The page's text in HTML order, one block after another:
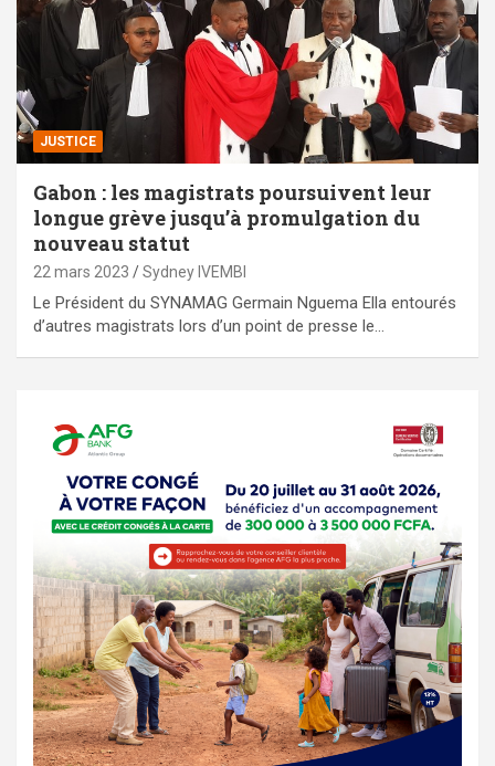
JUSTICE
Gabon : les magistrats poursuivent leur
longue grève jusqu’à promulgation du
nouveau statut
22 mars 2023 Sydney IVEMBI
Le Président du SYNAMAG Germain Nguema Ella entourés
d’autres magistrats lors d’un point de presse le…